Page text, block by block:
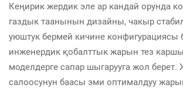
көрсөтүүгө каршы
жардам берет. Бул
таңкуу
функционалдуу
жана эфективдүү
колдонулушуна
ылайык.
Кеңирик жердик эле ар кандай орунда
газдык таанынын дизайны, чакыр
уюштук бермей кичине конфигурациясы
инженердик қобалттык жарын тез
моделдерге сапар шыгарууга жол
салоосунун баасы эми оптималдуу